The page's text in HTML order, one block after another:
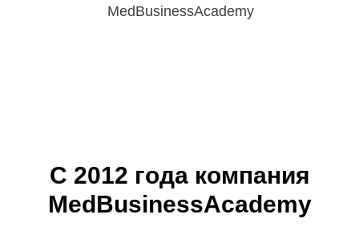
MedBusinessAcademy
C 2012 года компания
MedBusinessAcademy